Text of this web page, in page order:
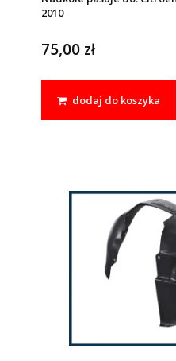
2010
75,00 zł
dodaj do koszyka